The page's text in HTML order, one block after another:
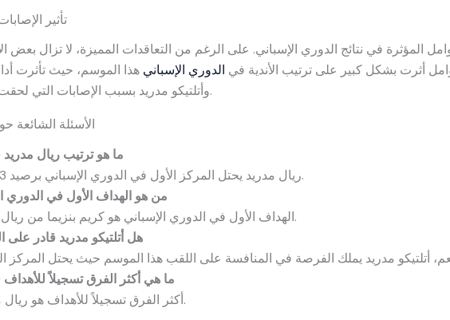
تأثير
المؤثرة في نتائج الدوري الإسباني. على الرغم من التعاقدات المميزة، لا تزال بعض
أثرت بشكل كبير على ترتيب الأندية في الدوري الإسباني هذا الموسم، حيث تأثرت
وأتلتيكو مدريد بسبب الإصابات التي لحقت بعدد من اللاعبين الأساسيين.
الأسئلة الشائعة
ما هو ترتيب ريال
ريال مدريد يحتل المركز الأول في الدوري الإسباني برصيد 43 نقطة بعد 16 مباراة.
من هو الهداف الأول في الدوري
الهداف الأول في الدوري الإسباني هو كريم بنزيما من ريال مدريد برصيد 15 هدفًا.
هل أتلتيكو مدريد قادر
ما هي أكثر الفرق تسجيلاً
أكثر الفرق تسجيلاً للأهداف هو ريال مدريد برصيد 42 هدفًا.